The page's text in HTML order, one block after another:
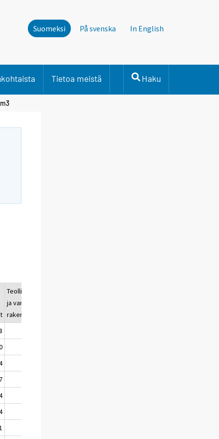
Suomeksi På svenska In English
Tietoa meistä Haku
Teollisuus-
ja varasto-
rakennukset